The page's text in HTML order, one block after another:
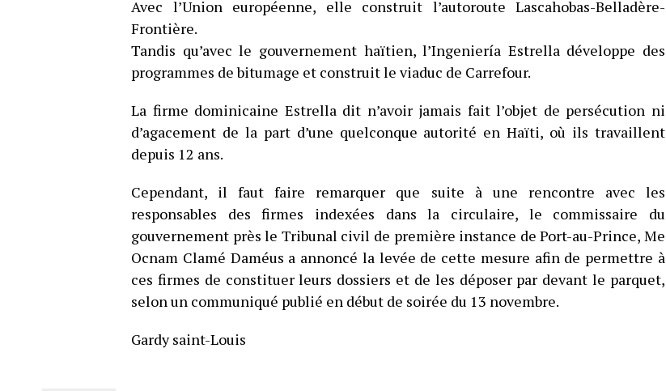
Avec l’Union européenne, elle construit l’autoroute Lascahobas-Belladère-
Frontière.
Tandis qu’avec le gouvernement haïtien, l’Ingeniería Estrella développe des
programmes de bitumage et construit le viaduc de Carrefour.
La firme dominicaine Estrella dit n’avoir jamais fait l’objet de persécution ni
d’agacement de la part d’une quelconque autorité en Haïti, où ils travaillent
depuis 12 ans.
Cependant, il faut faire remarquer que suite à une rencontre avec les
responsables des firmes indexées dans la circulaire, le commissaire du
gouvernement près le Tribunal civil de première instance de Port-au-Prince, Me
Ocnam Clamé Daméus a annoncé la levée de cette mesure afin de permettre à
ces firmes de constituer leurs dossiers et de les déposer par devant le parquet,
selon un communiqué publié en début de soirée du 13 novembre.
Gardy saint-Louis